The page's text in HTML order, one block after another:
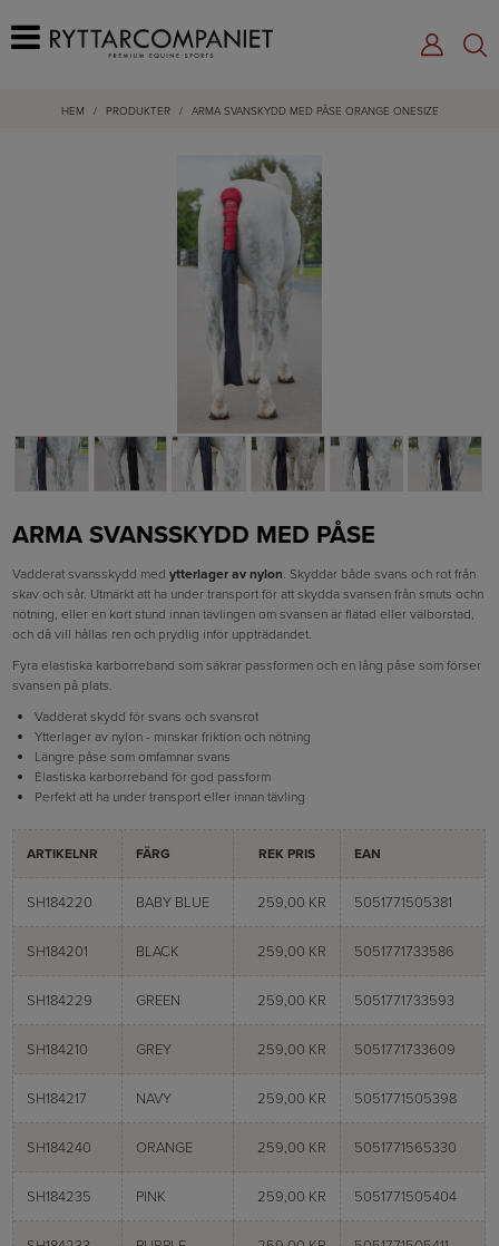
HEM / PRODUKTER / ARMA SVANSKYDD MED PÅSE ORANGE ONESIZE
ARMA SVANSSKYDD MED PÅSE
Vadderat svansskydd medytterlager av nylon. Skyddar både svans och rot från
skav och sår. Utmärkt att ha under transport för att skydda svansen från smuts ochn
nötning, eller en kort stund innan tävlingen om svansen är flätad eller välborstad,
och då vill hållas ren och prydlig inför uppträdandet.
Fyra elastiska karborreband som säkrar passformen och en lång påse som förser
svansen på plats.
Vadderat skydd för svans och svansrot
Ytterlager av nylon - minskar friktion och nötning
Längre påse som omfamnar svans
Elastiska karborreband för god passform
Perfekt att ha under transport eller innan tävling
ARTIKELNR FÄRG REK PRIS EAN
SH184220 BABY BLUE 259,00 KR 5051771505381
SH184201 BLACK 259,00 KR 5051771733586
SH184229 GREEN 259,00 KR 5051771733593
SH184210 GREY 259,00 KR 5051771733609
SH184217 NAVY 259,00 KR 5051771505398
SH184240 ORANGE 259,00 KR 5051771565330
SH184235 PINK 259,00 KR 5051771505404